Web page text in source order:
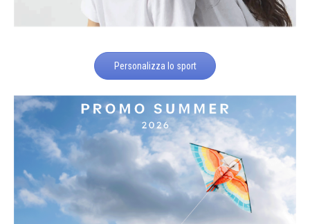
Personalizza lo sport